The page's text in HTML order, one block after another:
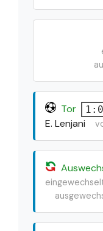
Tor 1:0
E. Lenjani